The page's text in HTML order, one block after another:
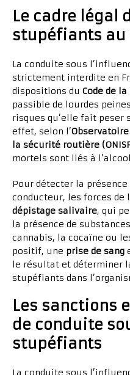
Le cadre légal
stupéfiants au
La conduite sous
strictement interdite en
dispositions du Code de
passible de lourdes
risques qu’elle fait peser
effet, selon l’
la sécurité routière
mortels sont liés à
Pour détecter la
conducteur, les forces de
dépistage salivaire, qui
la présence de
cannabis, la cocaïne ou
positif, une prise de sang
le résultat et déterminer
stupéfiants dans
Les sanctions
de conduite
stupéfiants